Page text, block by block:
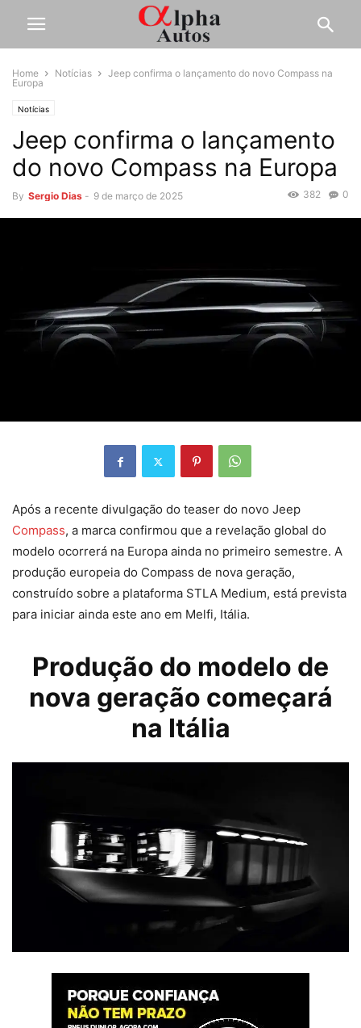
Home Notícias
Jeep confirma o lançamento do novo Compass na
Europa
Notícias
Jeep confirma o lançamento
do novo Compass na Europa
By Sergio Dias - 9 de março de 2025 0
382
Após a recente divulgação do teaser do novo Jeep
Compass, a marca confirmou que a revelação global do
modelo ocorrerá na Europa ainda no primeiro semestre. A
produção europeia do Compass de nova geração,
construído sobre a plataforma STLA Medium, está prevista
para iniciar ainda este ano em Melfi, Itália.
Produção do modelo de
nova geração começará
na Itália